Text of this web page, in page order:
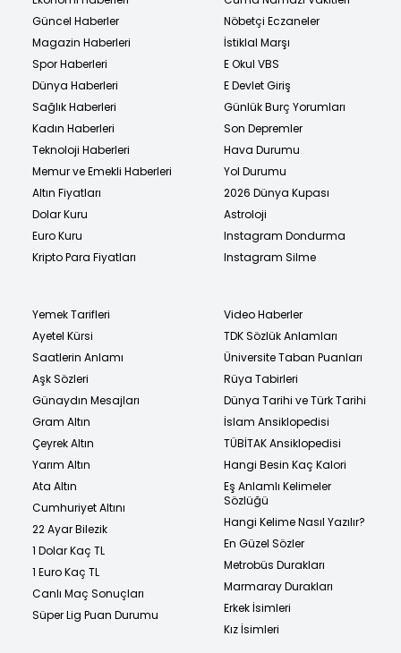
Güncel Haberler
Magazin Haberleri
Spor Haberleri
Dünya Haberleri
Sağlık Haberleri
Kadın Haberleri
Teknoloji Haberleri
Memur ve Emekli Haberleri
Altın Fiyatları
Dolar Kuru
Euro Kuru
Kripto Para Fiyatları
Nöbetçi Eczaneler
İstiklal Marşı
E Okul VBS
E Devlet Giriş
Günlük Burç Yorumları
Son Depremler
Hava Durumu
Yol Durumu
2026 Dünya Kupası
Astroloji
Instagram Dondurma
Instagram Silme
Yemek Tarifleri
Ayetel Kürsi
Saatlerin Anlamı
Aşk Sözleri
Günaydın Mesajları
Gram Altın
Çeyrek Altın
Yarım Altın
Ata Altın
Cumhuriyet Altını
22 Ayar Bilezik
1 Dolar Kaç TL
1 Euro Kaç TL
Canlı Maç Sonuçları
Süper Lig Puan Durumu
Video Haberler
TDK Sözlük Anlamları
Üniversite Taban Puanları
Rüya Tabirleri
Dünya Tarihi ve Türk Tarihi
İslam Ansiklopedisi
TÜBİTAK Ansiklopedisi
Hangi Besin Kaç Kalori
Eş Anlamlı Kelimeler
Sözlüğü
Hangi Kelime Nasıl Yazılır?
En Güzel Sözler
Metrobüs Durakları
Marmaray Durakları
Erkek İsimleri
Kız İsimleri